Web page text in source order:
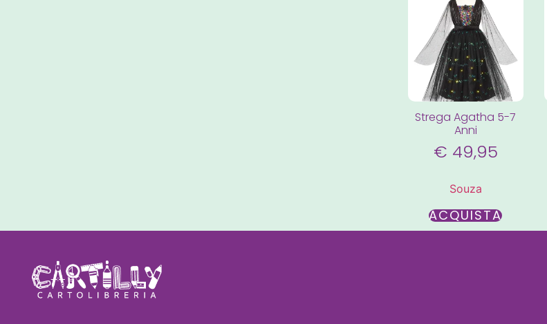
Strega Agatha 5-7
Anni
€ 49,95
Souza
ACQUISTA